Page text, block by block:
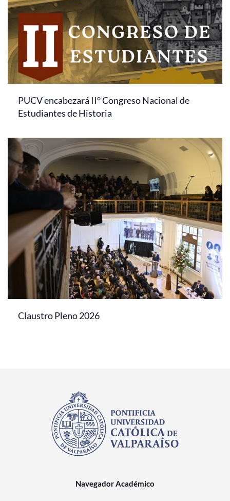
PUCV encabezará II° Congreso Nacional de
Estudiantes de Historia
Claustro Pleno 2026
Navegador Académico